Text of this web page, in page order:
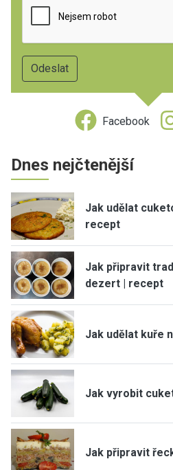
Facebook
Dnes nejčtenější
Jak udělat
recept
Jak připravit
dezert | recept
Jak udělat kuře
Jak vyrobit
Jak připravit